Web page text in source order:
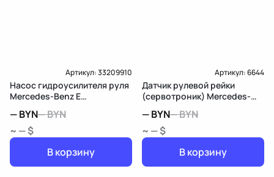
Артикул:33209910
Насос гидроусилителя руля
Mercedes-Benz E
—BYN—BYN
~ — $
В корзину
Артикул:6644
Датчик рулевой рейки
(сервотроник) Mercedes-
—BYN—BYN
~ — $
В корзину